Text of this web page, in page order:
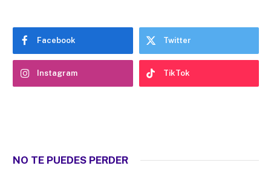
Facebook Twitter
Instagram TikTok
NO TE PUEDES PERDER